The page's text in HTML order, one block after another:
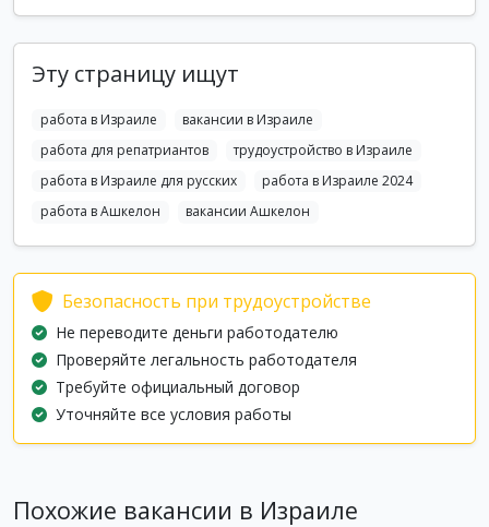
Эту страницу ищут
работа в Израиле
вакансии в Израиле
работа для репатриантов
трудоустройство в Израиле
работа в Израиле для русских
работа в Израиле 2024
работа в Ашкелон
вакансии Ашкелон
Безопасность при трудоустройстве
Не переводите деньги работодателю
Проверяйте легальность работодателя
Требуйте официальный договор
Уточняйте все условия работы
Похожие вакансии в Израиле